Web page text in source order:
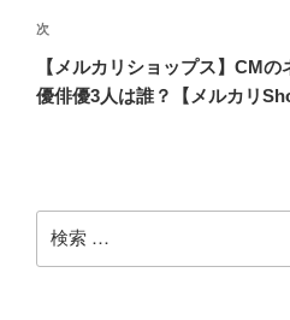
ー
シ
ョ
次
の
投
次
【メルカリショップス】CM
優俳優3人は誰？【メルカリ
索: